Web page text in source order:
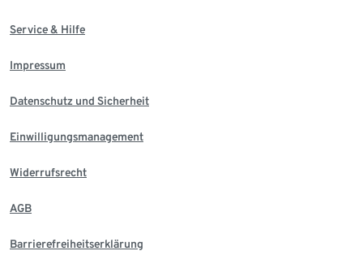
Service & Hilfe
Impressum
Datenschutz und Sicherheit
Einwilligungsmanagement
Widerrufsrecht
AGB
Barrierefreiheitserklärung